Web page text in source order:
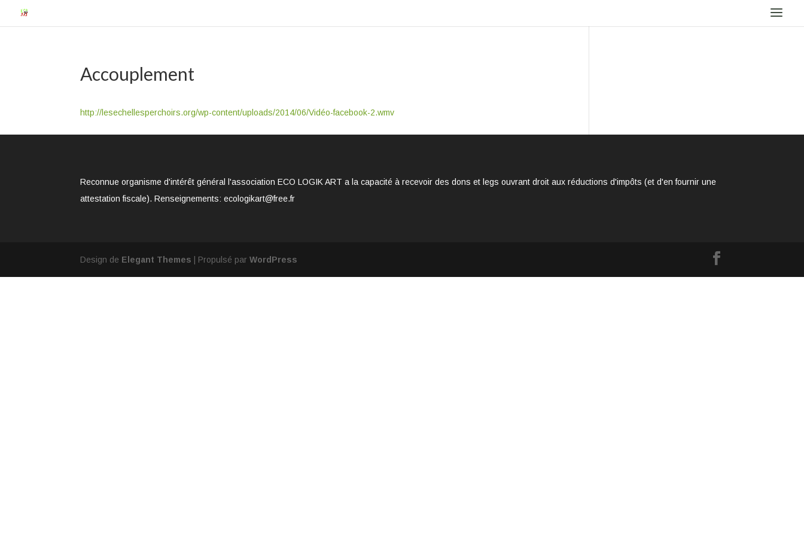
Accouplement
http://lesechellesperchoirs.org/wp-content/uploads/2014/06/Vidéo-facebook-2.wmv
Reconnue organisme d'intérêt général l'association ECO LOGIK ART a la capacité à recevoir des dons et legs ouvrant droit aux réductions d'impôts (et d'en fournir une
attestation fiscale). Renseignements: ecologikart@free.fr
Design de Elegant Themes | Propulsé parWordPress